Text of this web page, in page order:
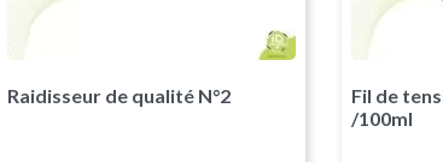
Vert RAL6005
Gris Anthracite RAL7016
Galvanisé
Raidisseur de qualité N°2
Fil de
/100ml